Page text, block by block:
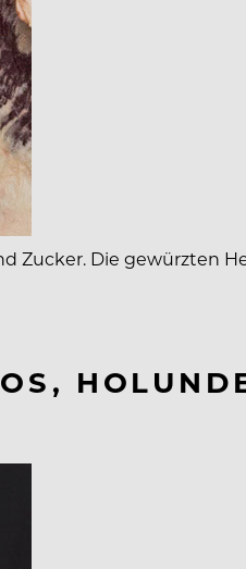
Zucker. Die gewürzten